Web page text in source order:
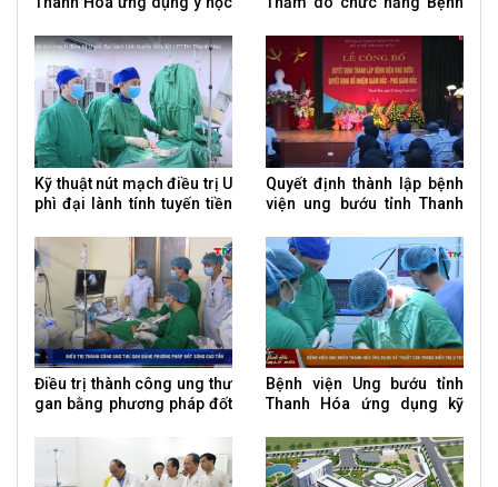
Kỹ thuật nút mạch điều trị U
phì đại lành tính tuyến tiền
Quyết định thành lập bệnh
viện ung bướu tỉnh Thanh
Điều trị thành công ung thư
gan bằng phương pháp đốt
Bệnh viện Ung bướu tỉnh
Thanh Hóa ứng dụng kỹ
tuyến giáp